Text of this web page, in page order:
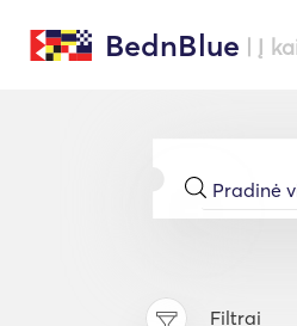
BednBlue | Į
Filtrai